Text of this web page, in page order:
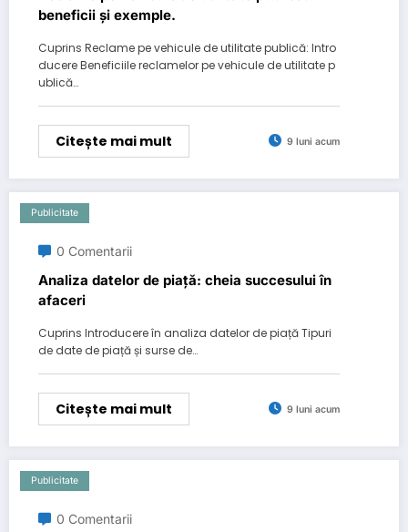
beneficii și exemple.
Cuprins Reclame pe vehicule de utilitate publică: Intro
ducere Beneficiile reclamelor pe vehicule de utilitate p
ublică…
Citește mai mult 9 luni acum
Publicitate
0 Comentarii
Analiza datelor de piață: cheia succesului în
afaceri
Cuprins Introducere în analiza datelor de piață Tipuri
de date de piață și surse de…
Citește mai mult 9 luni acum
Publicitate
0 Comentarii